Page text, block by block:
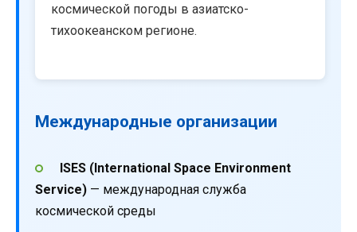
космической погоды в азиатско-
тихоокеанском регионе.
Международные организации
ISES (International Space Environment
Service) — международная служба
космической среды